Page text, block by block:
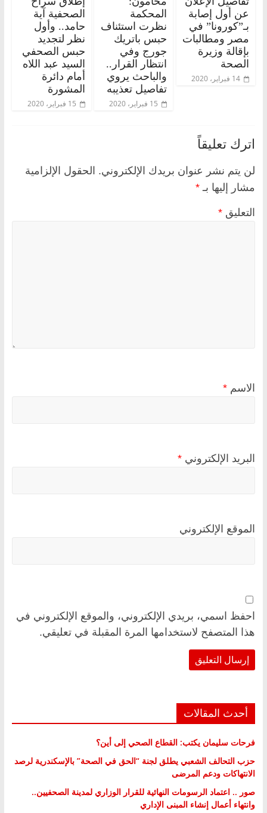
عن أول إصابة
بـ”كورونا” في
مصر ومطالبات
بإقالة وزيرة
الصحة
14 فبراير، 2020
المحكمة
نظرت استئناف
حبس باتريك
جورج وفي
انتظار القرار..
والباحث يروي
تفاصيل تعذيبه
15 فبراير، 2020
الصحفية آية
حامد.. وأول
نظر لتجديد
حبس الصحفي
السيد عبد اللاه
أمام دائرة
المشورة
15 فبراير، 2020
اترك تعليقاً
لن يتم نشر عنوان بريدك الإلكتروني. الحقول الإلزامية
مشار إليها بـ *
التعليق *
الاسم *
البريد الإلكتروني *
الموقع الإلكتروني
احفظ اسمي، بريدي الإلكتروني، والموقع الإلكتروني في
هذا المتصفح لاستخدامها المرة المقبلة في تعليقي.
أحدث المقالات
فرحات سليمان يكتب: القطاع الصحي إلى أين؟
حزب التحالف الشعبي يطلق لجنة “الحق في الصحة” بالإسكندرية لرصد
الانتهاكات ودعم المرضى
صور .. اعتماد الرسومات النهائية للقرار الوزاري لمدينة الصحفيين..
وانتهاء أعمال إنشاء المبنى الإداري